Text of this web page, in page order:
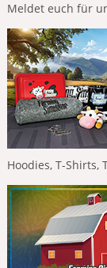
Meldet euch für
Hoodies, T-Shirts,